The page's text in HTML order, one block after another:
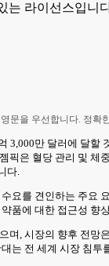
는 라이선스입니
을 우선합니다. 정확
3,000만 달러에 달
은 혈당 관리 및
다.
요를 견인하는 주요
품에 대한 접근성
, 시장의 향후 전
는 전 세계 시장 침투